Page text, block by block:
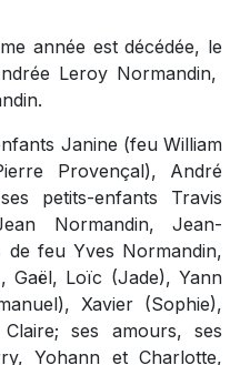
année est décédée, le
Leroy Normandin,
Janine (feu William
Provençal), André
petits-enfants Travis
Normandin, Jean-
de feu Yves Normandin,
Gaël, Loïc (Jade), Yann
Xavier (Sophie),
ses amours, ses
Yohann et Charlotte,